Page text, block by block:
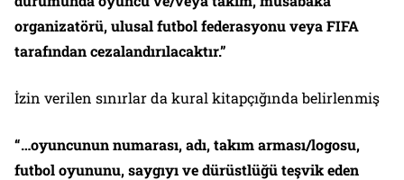
organizatörü, ulusal futbol federasyonu veya FIFA
tarafından cezalandırılacaktır.”
İzin verilen sınırlar da kural kitapçığında belirlenmiş
“…oyuncunun numarası, adı, takım arması/logosu,
futbol oyununu, saygıyı ve dürüstlüğü teşvik eden